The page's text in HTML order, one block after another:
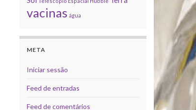
vacinas água
META
Iniciar sessão
Feed de entradas
Feed de comentários